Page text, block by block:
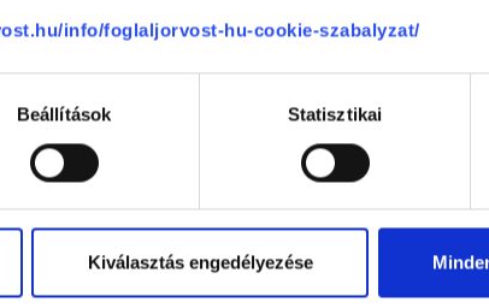
info/foglaljorvost-hu-cookie-szabalyzat/
Beállítások Statisztikai
Kiválasztás engedélyezése
(H-P: 8:00-20:00)